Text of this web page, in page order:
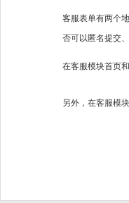
客服表单有两个
否可以匿名提交
在客服模块首页
另外，在客服模